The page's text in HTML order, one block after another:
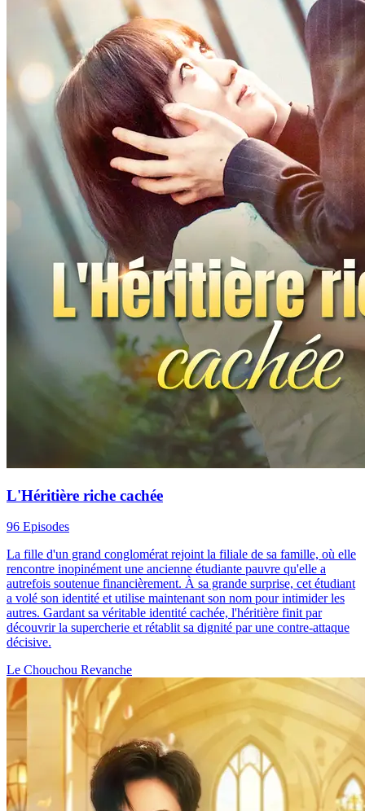
L'Héritière riche cachée
96 Episodes
La fille d'un grand conglomérat rejoint la filiale de sa famille, où elle
rencontre inopinément une ancienne étudiante pauvre qu'elle a
autrefois soutenue financièrement. À sa grande surprise, cet étudiant
a volé son identité et utilise maintenant son nom pour intimider les
autres. Gardant sa véritable identité cachée, l'héritière finit par
découvrir la supercherie et rétablit sa dignité par une contre-attaque
décisive.
Le Chouchou Revanche